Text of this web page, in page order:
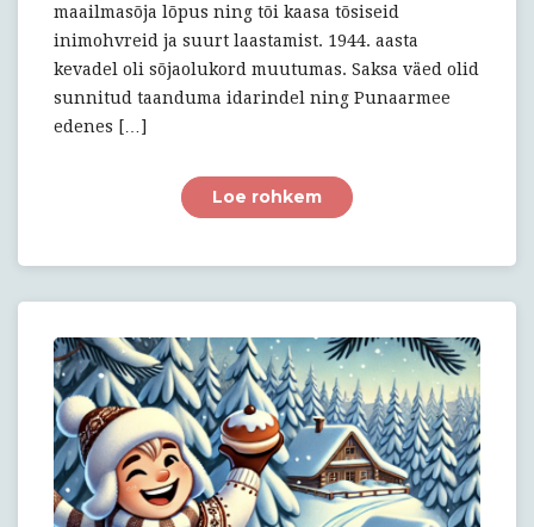
maailmasõja lõpus ning tõi kaasa tõsiseid
inimohvreid ja suurt laastamist. 1944. aasta
kevadel oli sõjaolukord muutumas. Saksa väed olid
sunnitud taanduma idarindel ning Punaarmee
edenes […]
Loe rohkem